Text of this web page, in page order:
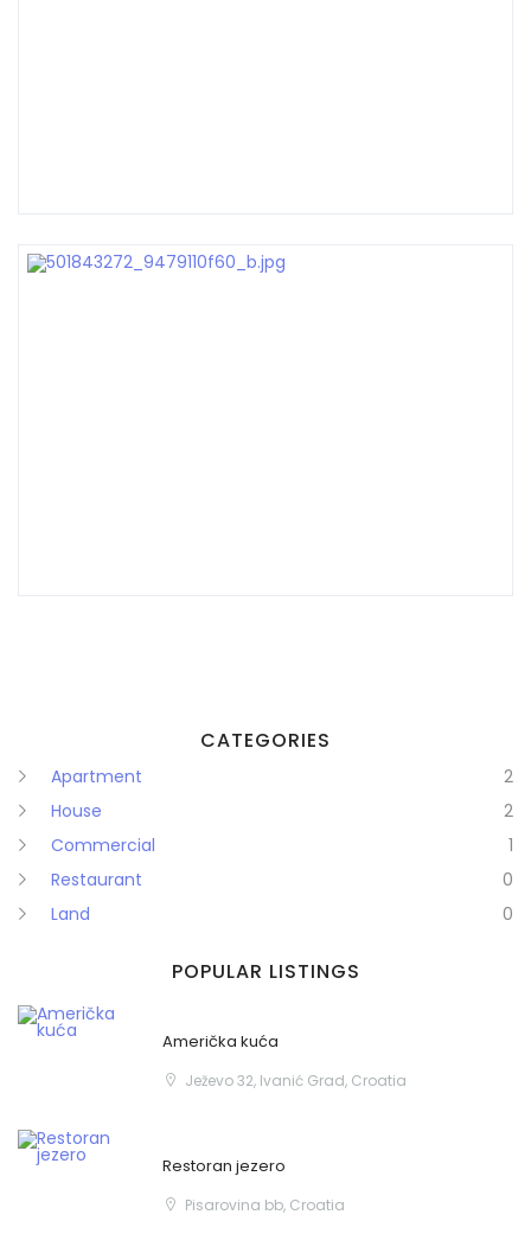
CATEGORIES
Apartment
2
House
2
Commercial
1
Restaurant
0
Land
0
POPULAR LISTINGS
Američka kuća
Ježevo 32, Ivanić Grad, Croatia
Restoran jezero
Pisarovina bb, Croatia